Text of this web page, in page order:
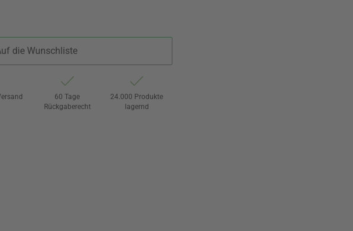
die Wunschliste
60 Tage
Rückgaberecht
24.000 Produkte
lagernd